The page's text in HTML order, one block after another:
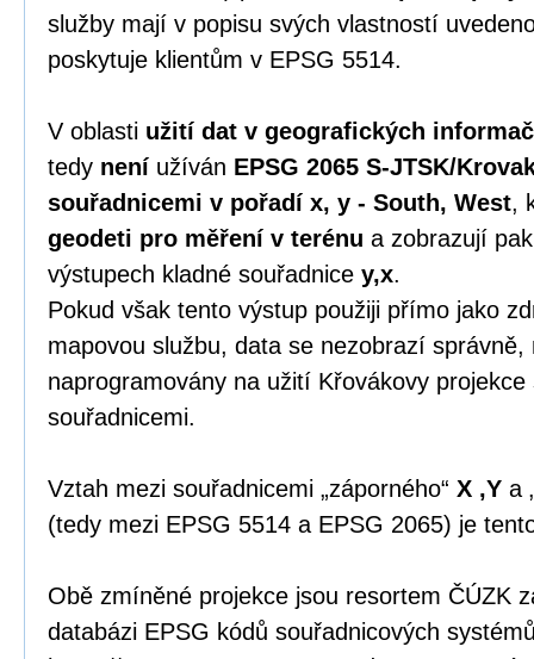
služby mají v popisu svých vlastností
poskytuje klientům v EPSG 5514.
V oblasti užití dat v geografických
tedy není užíván EPSG 2065 S-JTSK/
souřadnicemi v pořadí x, y - South, West,
geodeti pro měření v terénu a zobrazují
výstupech kladné souřadnice y,x.
Pokud však tento výstup použiji přímo jako
mapovou službu, data se nezobrazí
naprogramovány na užití Křovákovy projekce
souřadnicemi.
Vztah mezi souřadnicemi „záporného“ X ,Y a
(tedy mezi EPSG 5514 a EPSG 2065) je
Obě zmíněné projekce jsou resortem ČÚZK
databázi EPSG kódů souřadnicových